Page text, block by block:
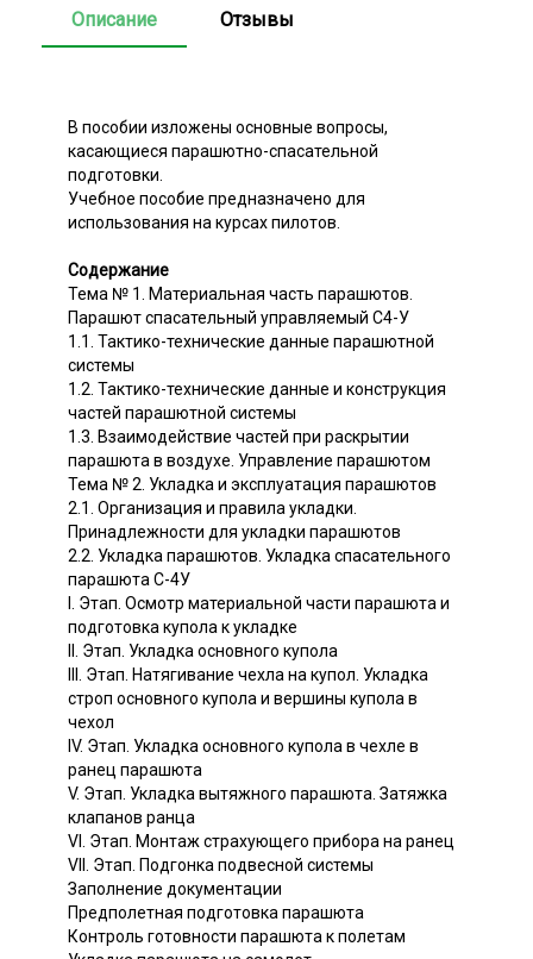
Описание Отзывы
В пособии изложены основные вопросы,
касающиеся парашютно-спасательной
подготовки.
Учебное пособие предназначено для
использования на курсах пилотов.
Содержание
Тема № 1. Материальная часть парашютов.
Парашют спасательный управляемый С4-У
1.1. Тактико-технические данные парашютной
системы
1.2. Тактико-технические данные и конструкция
частей парашютной системы
1.3. Взаимодействие частей при раскрытии
парашюта в воздухе. Управление парашютом
Тема № 2. Укладка и эксплуатация парашютов
2.1. Организация и правила укладки.
Принадлежности для укладки парашютов
2.2. Укладка парашютов. Укладка спасательного
парашюта С-4У
I. Этап. Осмотр материальной части парашюта и
подготовка купола к укладке
II. Этап. Укладка основного купола
III. Этап. Натягивание чехла на купол. Укладка
строп основного купола и вершины купола в
чехол
IV. Этап. Укладка основного купола в чехле в
ранец парашюта
V. Этап. Укладка вытяжного парашюта. Затяжка
клапанов ранца
VI. Этап. Монтаж страхующего прибора на ранец
VII. Этап. Подгонка подвесной системы
Заполнение документации
Предполетная подготовка парашюта
Контроль готовности парашюта к полетам